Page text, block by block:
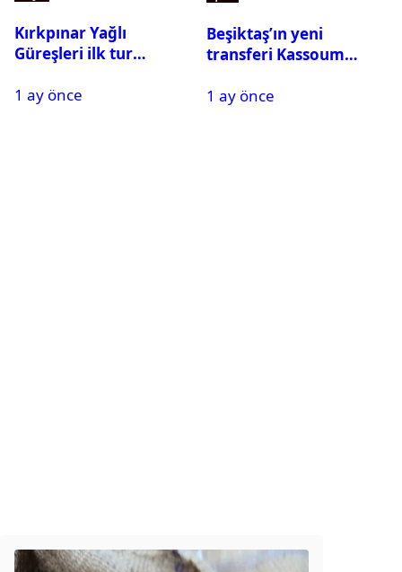
Kırkpınar Yağlı
Güreşleri ilk tur
2. tura geçen
1 ay önce
Beşiktaş’ın yeni
transferi Kassoum
gelecek? Resmi
1 ay önce